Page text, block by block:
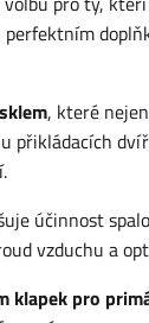
, které
přikládacích
účinnost
vzduchu a
klapek pro